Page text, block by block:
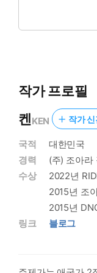
작가 프로필
켄KEN 작가 신
국적
대한민국
경력
(주) 조아라
수상
2022년
2015년 조
2015년
링크
블로그